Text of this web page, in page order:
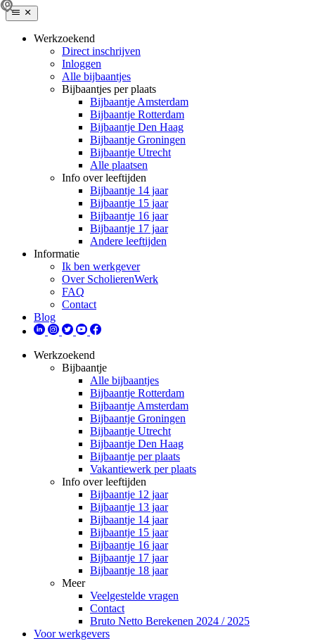
Werkzoekend
Direct inschrijven
Inloggen
Alle bijbaantjes
Bijbaantjes per plaats
Bijbaantje Amsterdam
Bijbaantje Rotterdam
Bijbaantje Den Haag
Bijbaantje Groningen
Bijbaantje Utrecht
Alle plaatsen
Info over leeftijden
Bijbaantje 14 jaar
Bijbaantje 15 jaar
Bijbaantje 16 jaar
Bijbaantje 17 jaar
Andere leeftijden
Informatie
Ik ben werkgever
Over ScholierenWerk
FAQ
Contact
Blog
Werkzoekend
Bijbaantje
Alle bijbaantjes
Bijbaantje Rotterdam
Bijbaantje Amsterdam
Bijbaantje Groningen
Bijbaantje Utrecht
Bijbaantje Den Haag
Bijbaantje per plaats
Vakantiewerk per plaats
Info over leeftijden
Bijbaantje 12 jaar
Bijbaantje 13 jaar
Bijbaantje 14 jaar
Bijbaantje 15 jaar
Bijbaantje 16 jaar
Bijbaantje 17 jaar
Bijbaantje 18 jaar
Meer
Veelgestelde vragen
Contact
Bruto Netto Berekenen 2024 / 2025
Voor werkgevers